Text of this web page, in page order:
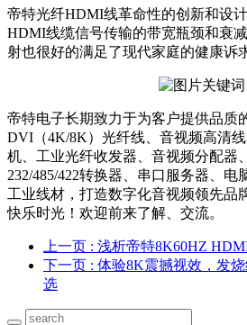
帝特光纤HDMI线革命性的创新和设
HDMI线缆信号传输的带宽瓶颈和衰
射也很好的满足了现代家庭的健康诉
帝特电子长期致力于为客户提供品质
DVI（4K/8K）光纤线、音视频高清
机、工业光纤收发器、音视频分配器
232/485/422转换器、串口服务器、
工业线材，打造数字化音视频领先品
快乐时光！欢迎前来了解、交流。
上一页 : 浅析帝特8K60HZ
下一页 : 体验8K震撼视效，发
选